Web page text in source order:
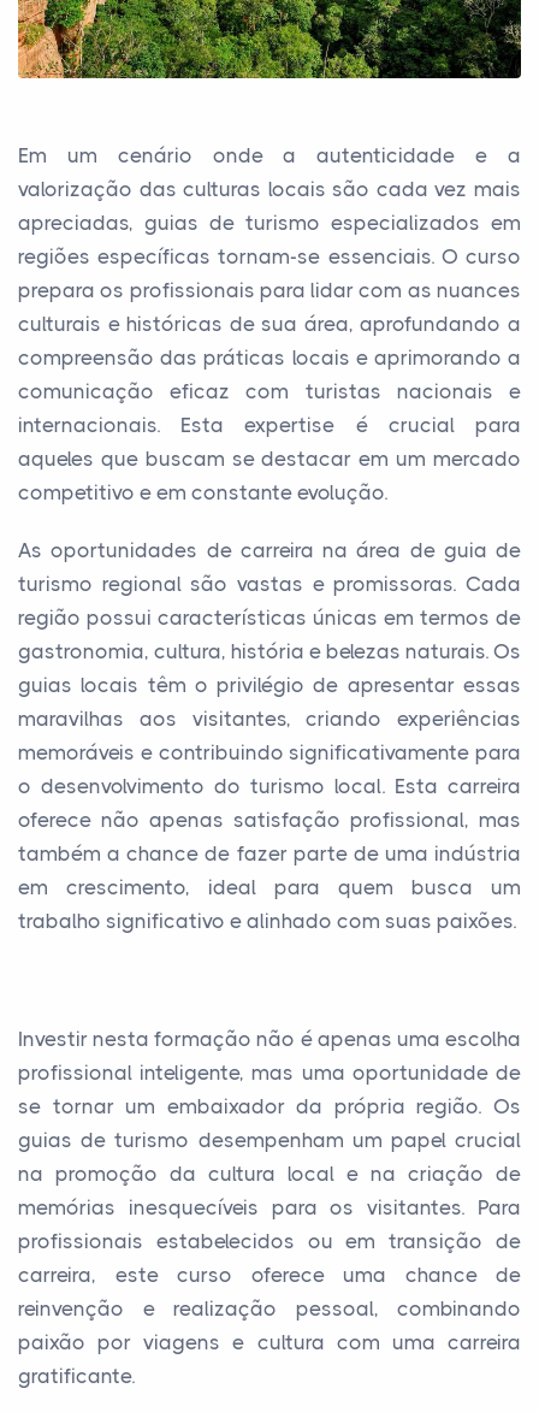
Em um cenário onde a autenticidade e a
valorização das culturas locais são cada vez mais
apreciadas, guias de turismo especializados em
regiões específicas tornam-se essenciais. O curso
prepara os profissionais para lidar com as nuances
culturais e históricas de sua área, aprofundando a
compreensão das práticas locais e aprimorando a
comunicação eficaz com turistas nacionais e
internacionais. Esta expertise é crucial para
aqueles que buscam se destacar em um mercado
competitivo e em constante evolução.
As oportunidades de carreira na área de guia de
turismo regional são vastas e promissoras. Cada
região possui características únicas em termos de
gastronomia, cultura, história e belezas naturais. Os
guias locais têm o privilégio de apresentar essas
maravilhas aos visitantes, criando experiências
memoráveis e contribuindo significativamente para
o desenvolvimento do turismo local. Esta carreira
oferece não apenas satisfação profissional, mas
também a chance de fazer parte de uma indústria
em crescimento, ideal para quem busca um
trabalho significativo e alinhado com suas paixões.
Investir nesta formação não é apenas uma escolha
profissional inteligente, mas uma oportunidade de
se tornar um embaixador da própria região. Os
guias de turismo desempenham um papel crucial
na promoção da cultura local e na criação de
memórias inesquecíveis para os visitantes. Para
profissionais estabelecidos ou em transição de
carreira, este curso oferece uma chance de
reinvenção e realização pessoal, combinando
paixão por viagens e cultura com uma carreira
gratificante.